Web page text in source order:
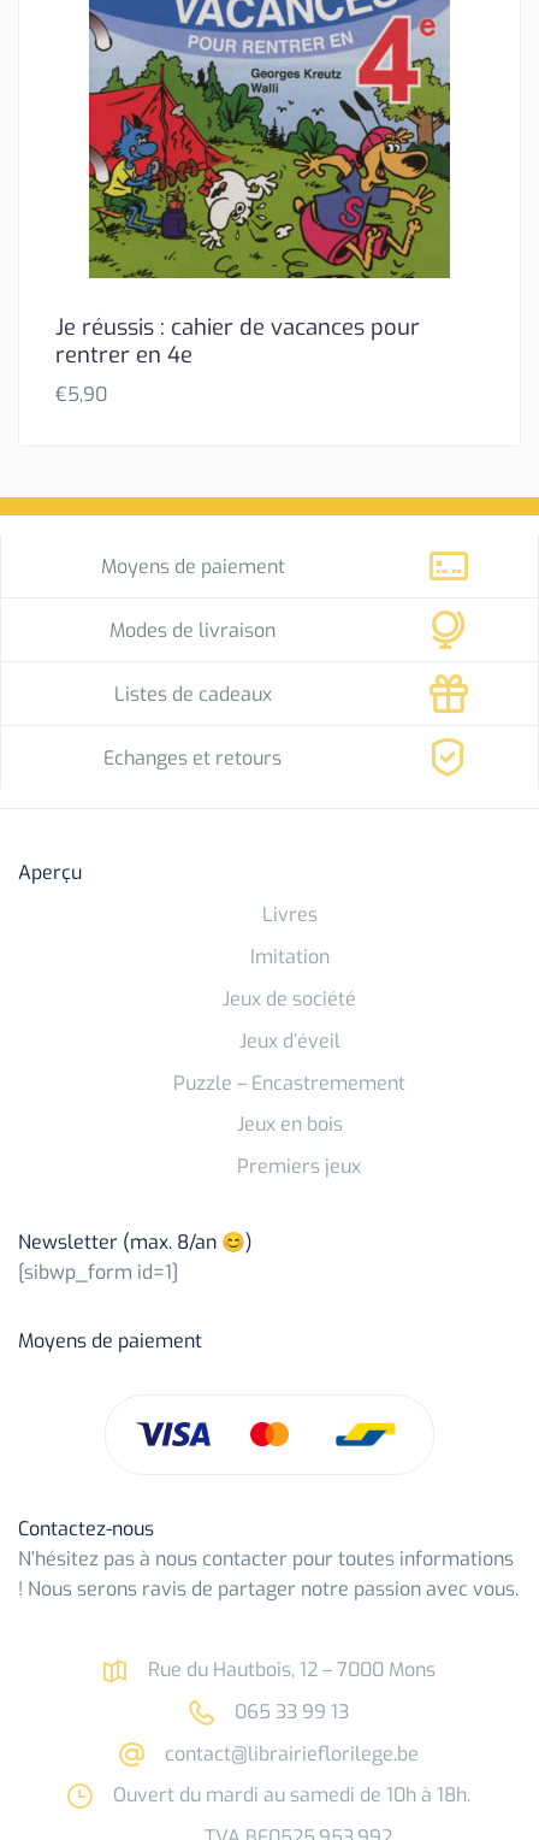
Je réussis : cahier de vacances pour
rentrer en 4e
€5,90
Moyens de paiement
Modes de livraison
Listes de cadeaux
Echanges et retours
Aperçu
Livres
Imitation
Jeux de société
Jeux d’éveil
Puzzle – Encastremement
Jeux en bois
Premiers jeux
Newsletter (max. 8/an 😊)
[sibwp_form id=1]
Moyens de paiement
Contactez-nous
N’hésitez pas à nous contacter pour toutes informations
! Nous serons ravis de partager notre passion avec vous.
Rue du Hautbois, 12 – 7000 Mons
065 33 99 13
contact@librairieflorilege.be
Ouvert du mardi au samedi de 10h à 18h.